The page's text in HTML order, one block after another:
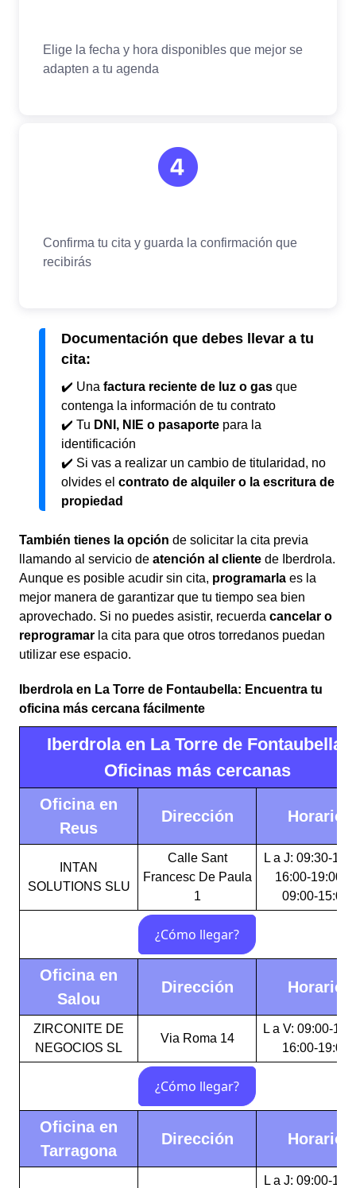
Documentación que debes llevar a tu
cita:
✔️ Una factura reciente de luz o gas que
contenga la información de tu contrato
✔️ Tu DNI, NIE o pasaporte para la
identificación
✔️ Si vas a realizar un cambio de titularidad, no
olvides el contrato de alquiler o la escritura de
propiedad
También tienes la opción de solicitar la cita previa
llamando al servicio de atención al cliente de Iberdrola.
Aunque es posible acudir sin cita, programarla es la
mejor manera de garantizar que tu tiempo sea bien
aprovechado. Si no puedes asistir, recuerda cancelar o
reprogramar la cita para que otros torredanos puedan
utilizar ese espacio.
Iberdrola en La Torre de Fontaubella: Encuentra tu
oficina más cercana fácilmente
Iberdrola en La Torre de Fontaubella:
Oficinas más cercanas
Oficina en
Reus
Dirección Horario
INTAN
SOLUTIONS SLU
Calle Sant
Francesc De Paula
1
L a J: 09:30-
16:00-19:00 V:
09:00-15:00
Oficina en
Salou
Dirección Horario
ZIRCONITE DE
NEGOCIOS SL
Via Roma 14
L a V: 09:00-
16:00-19:00
Oficina en
Tarragona
Dirección Horario
L a J: 09:00-